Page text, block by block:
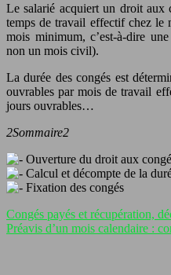
Le salarié acquiert un droit aux
temps de travail effectif chez le
mois minimum, c’est-à-dire
non un mois civil).
La durée des congés est
ouvrables par mois de travail
jours ouvrables…
2Sommaire2
Ouverture du droit aux
Calcul et décompte de la
Fixation des congés
Congés payés et récupération,
Préavis d’un mois calendaire :